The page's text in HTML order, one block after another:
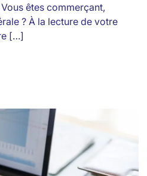
êtes commerçant,
? À la lecture de votre
[…]